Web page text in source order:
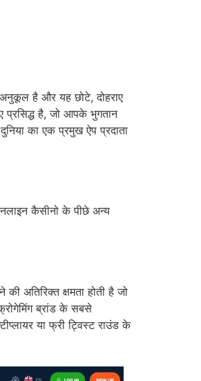
है और यह छोटे, दोहराए
है, जो आपके भुगतान
का एक प्रमुख ऐप प्रदाता
कैसीनो के पीछे अन्य
अतिरिक्त क्षमता होती है जो
ब्रांड के सबसे
या फ्री ट्विस्ट राउंड के